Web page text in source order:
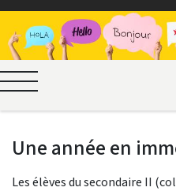
Une année en
Les élèves du secondaire II